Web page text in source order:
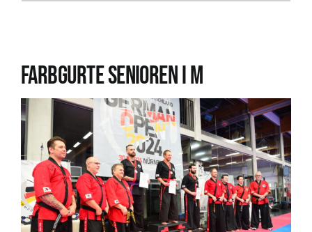
Farbgurte SENIOREN I M